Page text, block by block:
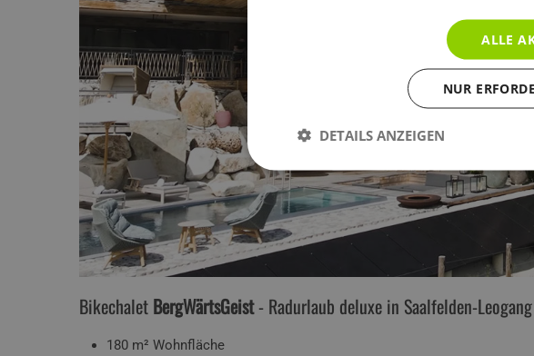
Bikechalet BergWärtsGeist- Radurlaub deluxe in Saalfelden-Leogang
180 m² Wohnfläche
ALLE
NUR
DETAILS ANZEIGEN